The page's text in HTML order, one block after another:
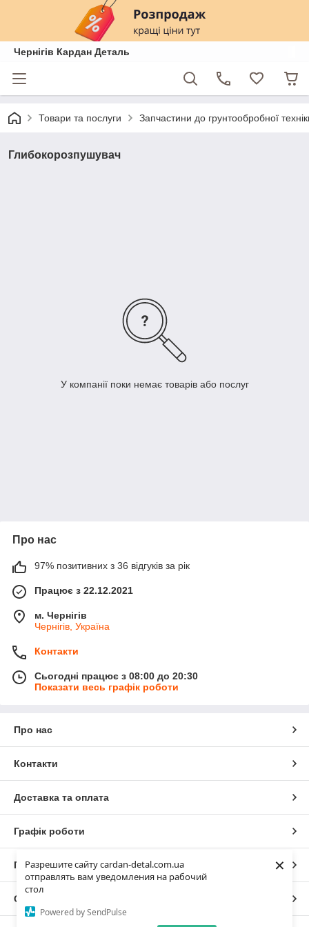
Разрешите сайту cardan-detal.com.ua
отправлять вам уведомления на рабочий
стол
Powered by SendPulse
×
Чернігів Кардан Деталь
Товари та послуги Запчастини до грунтообробної
Глибокорозпушувач
У компанії поки немає товарів або послуг
Про нас
97% позитивних з 36 відгуків за рік
Працює з 22.12.2021
м. Чернігів
Чернігів, Україна
Контакти
Сьогодні працює з 08:00 до 20:30
Показати весь графік роботи
Про нас
Контакти
Доставка та оплата
Графік роботи
Повна версія сайту
Сайт створено на маркетплейсі